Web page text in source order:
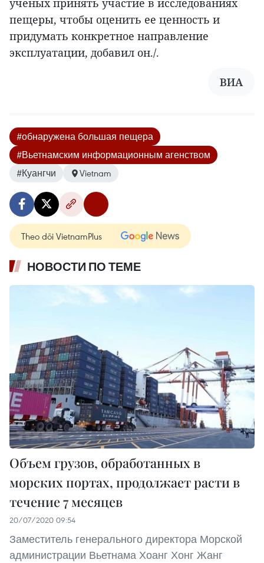
ученых принять участие в исследованиях
пещеры, чтобы оценить ее ценность и
придумать конкретное направление
эксплуатации, добавил он./.
ВИА
#обнаружена большая пещера
#Вьетнамским информационным агенством
#Куангчи
Vietnam
Theo dõi VietnamPlus
НОВОСТИ ПО ТЕМЕ
Объем грузов, обработанных в
морских портах, продолжает расти в
течение 7 месяцев
20/07/2020 09:54
Заместитель генерального директора Морской
администрации Вьетнама Хоанг Хонг Жанг